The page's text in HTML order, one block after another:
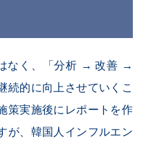
なく、「分析 → 改善 →
続的に向上させていくこ
策実施後にレポートを作
が、韓国人インフルエン